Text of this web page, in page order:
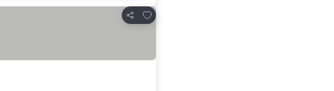
Partilhar
Adicionar aos favoritos